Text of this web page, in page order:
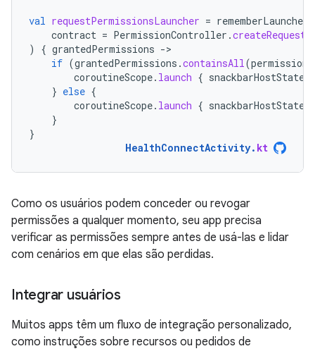
val requestPermissionsLauncher =
contract = PermissionController .
)
{ grantedPermissions -
if (grantedPermissions .containsAll(permissions
coroutineScope. launch { snackbarHostState
} else {
coroutineScope. launch { snackbarHostState
}
}
HealthConnectActivity. kt
Como os usuários podem conceder ou revogar
permissões a qualquer momento, seu app precisa
verificar as permissões sempre antes de usá-las e lidar
com cenários em que elas são perdidas.
Integrar usuários
Muitos apps têm um fluxo de integração personalizado,
como instruções sobre recursos ou pedidos de